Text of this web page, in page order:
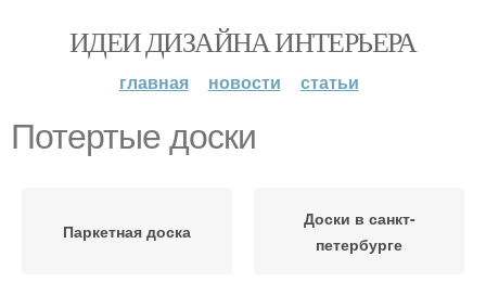
ИДЕИ ДИЗАЙНА ИНТЕРЬЕРА
главная новости статьи
Потертые доски
Паркетная доска
Доски в санкт-
петербурге